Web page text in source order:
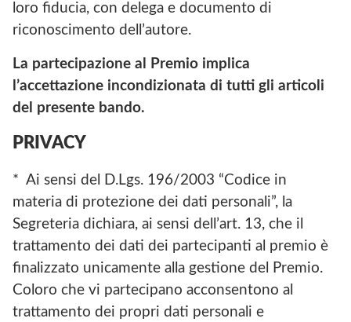
loro fiducia, con delega e documento di
riconoscimento dell’autore.
La partecipazione al Premio implica
l’accettazione incondizionata di tutti gli articoli
del presente bando.
PRIVACY
* Ai sensi del D.Lgs. 196/2003 “Codice in
materia di protezione dei dati personali”, la
Segreteria dichiara, ai sensi dell’art. 13, che il
trattamento dei dati dei partecipanti al premio è
finalizzato unicamente alla gestione del Premio.
Coloro che vi partecipano acconsentono al
trattamento dei propri dati personali e